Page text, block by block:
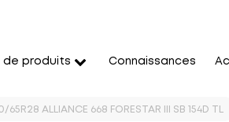
de produits Connaissances
65R28 ALLIANCE 668 FORESTAR III SB 154D TL